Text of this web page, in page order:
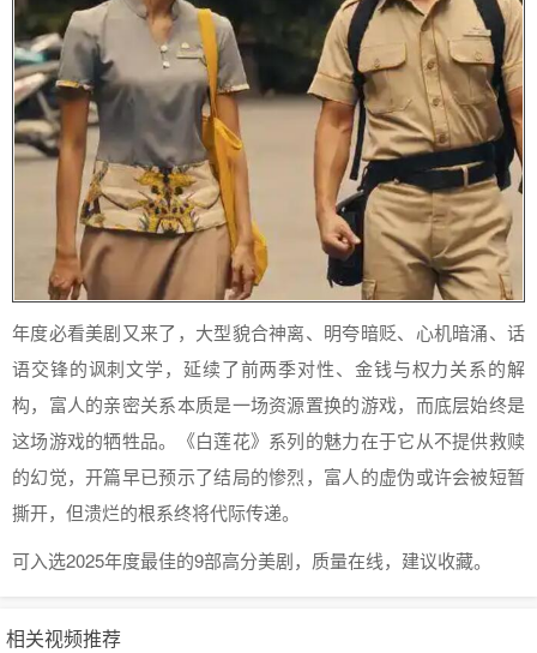
年度必看美剧又来了，大型貌合神离、明夸暗贬、心机暗涌、话
语交锋的讽刺文学，延续了前两季对性、金钱与权力关系的解
构，富人的亲密关系本质是一场资源置换的游戏，而底层始终是
这场游戏的牺牲品。《白莲花》系列的魅力在于它从不提供救赎
的幻觉，开篇早已预示了结局的惨烈，富人的虚伪或许会被短暂
撕开，但溃烂的根系终将代际传递。
可入选2025年度最佳的9部高分美剧，质量在线，建议收藏。
相关视频推荐